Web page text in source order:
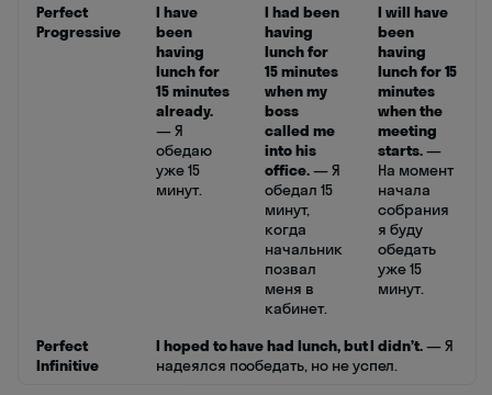
Perfect
Progressive
I have
been
having
lunch for
15 minutes
already.
— Я
обедаю
уже 15
минут.
I had been
having
lunch for
15 minutes
when my
boss
called me
into his
office.— Я
обедал 15
минут,
когда
начальник
позвал
меня в
кабинет.
I will have
been
having
lunch for 15
minutes
when the
meeting
starts.—
На момент
начала
собрания
я буду
обедать
уже 15
минут.
Perfect
Infinitive
I hoped to have had lunch, but I didn’t.— Я
надеялся пообедать, но не успел.